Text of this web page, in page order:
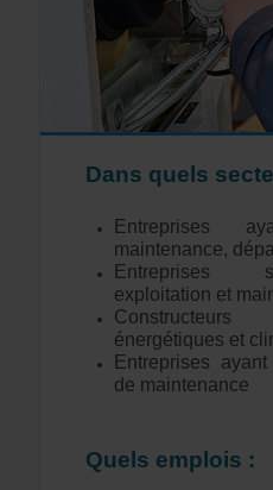
Dans quels
Entreprises
maintenance,
Entreprises
exploitation et
énergétiques et
Entreprises
de maintenance
Quels emplois :